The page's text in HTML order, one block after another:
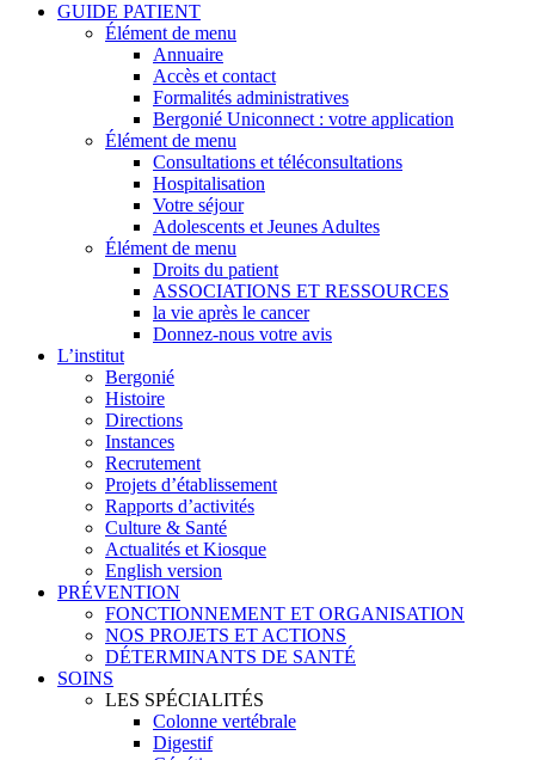
GUIDE PATIENT
Élément de menu
Annuaire
Accès et contact
Formalités administratives
Bergonié Uniconnect : votre application
Élément de menu
Consultations et téléconsultations
Hospitalisation
Votre séjour
Adolescents et Jeunes Adultes
Élément de menu
Droits du patient
ASSOCIATIONS ET RESSOURCES
la vie après le cancer
Donnez-nous votre avis
L’institut
Bergonié
Histoire
Directions
Instances
Recrutement
Projets d’établissement
Rapports d’activités
Culture & Santé
Actualités et Kiosque
English version
PRÉVENTION
FONCTIONNEMENT ET ORGANISATION
NOS PROJETS ET ACTIONS
DÉTERMINANTS DE SANTÉ
SOINS
LES SPÉCIALITÉS
Colonne vertébrale
Digestif